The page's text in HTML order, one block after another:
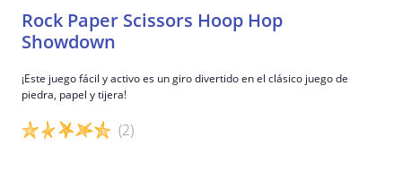
Rock Paper Scissors Hoop Hop
Showdown
¡Este juego fácil y activo es un giro divertido en el clásico juego de
piedra, papel y tijera!
(2)